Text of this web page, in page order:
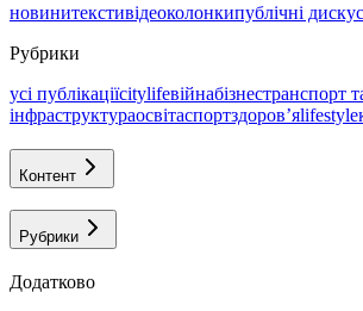
новинитекстивідеоколонкипублічні
Рубрики
усі публікаціїcitylifeвійнабізнестранспорт
інфраструктураосвітаспортздоровʼяlifestyle
Контент
Рубрики
Додатково